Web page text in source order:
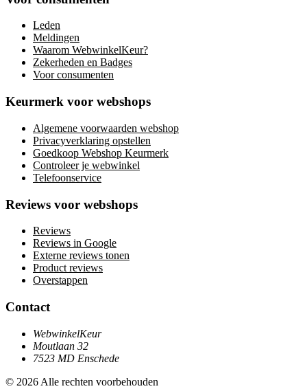
Leden
Meldingen
Waarom WebwinkelKeur?
Zekerheden en Badges
Voor consumenten
Keurmerk voor webshops
Algemene voorwaarden webshop
Privacyverklaring opstellen
Goedkoop Webshop Keurmerk
Controleer je webwinkel
Telefoonservice
Reviews voor webshops
Reviews
Reviews in Google
Externe reviews tonen
Product reviews
Overstappen
Contact
WebwinkelKeur
Moutlaan 32
7523 MD Enschede
© 2026 Alle rechten voorbehouden